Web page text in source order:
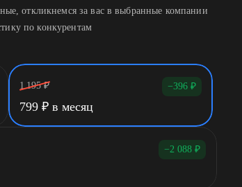
откликнемся за вас в выбранные компании
по конкурентам
1 195 ₽ −396 ₽
799 ₽ в месяц
−2 088 ₽